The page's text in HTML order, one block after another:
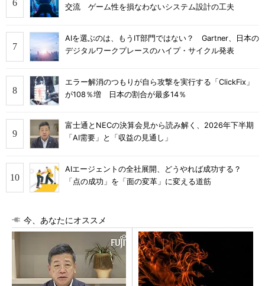
交流 ゲーム性を損なわないシステム設計の工夫
AIを選ぶのは、もうIT部門ではない？ Gartner、日本の
デジタルワークプレースのハイプ・サイクル発表
エラー解消のつもりが自ら攻撃を実行する「ClickFix」
が108％増 日本の割合が最多14％
富士通とNECの決算会見から読み解く、2026年下半期
「AI需要」と「収益の見通し」
AIエージェントの全社展開、どうやれば成功する？
「点の成功」を「面の変革」に変える道筋
今、あなたにオススメ